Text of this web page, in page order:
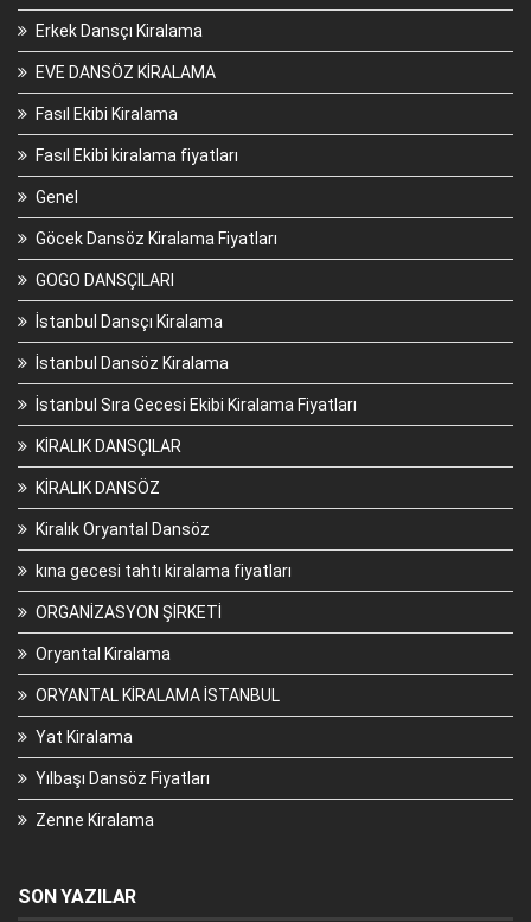
Erkek Dansçı Kiralama
EVE DANSÖZ KİRALAMA
Fasıl Ekibi Kiralama
Fasıl Ekibi kiralama fiyatları
Genel
Göcek Dansöz Kiralama Fiyatları
GOGO DANSÇILARI
İstanbul Dansçı Kiralama
İstanbul Dansöz Kiralama
İstanbul Sıra Gecesi Ekibi Kiralama Fiyatları
KİRALIK DANSÇILAR
KİRALIK DANSÖZ
Kiralık Oryantal Dansöz
kına gecesi tahtı kiralama fiyatları
ORGANİZASYON ŞİRKETİ
Oryantal Kiralama
ORYANTAL KİRALAMA İSTANBUL
Yat Kiralama
Yılbaşı Dansöz Fiyatları
Zenne Kiralama
SON YAZILAR